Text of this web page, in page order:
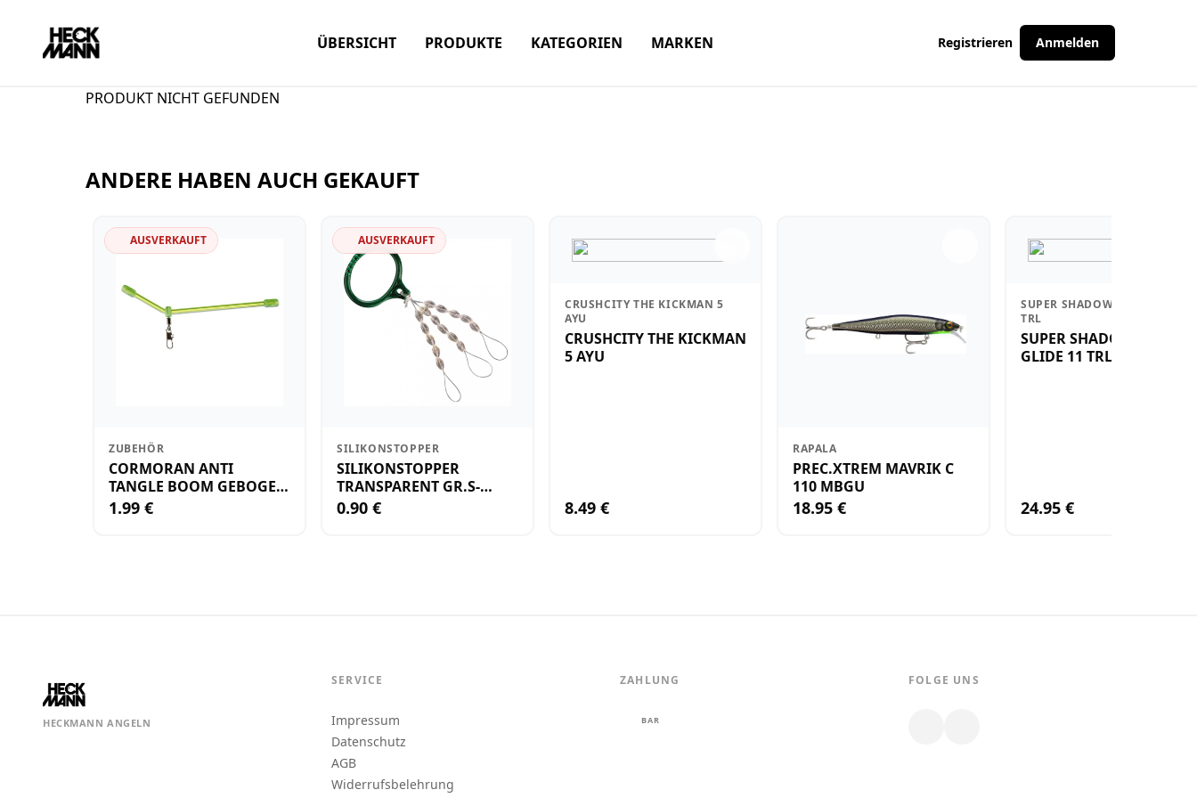
ÜBERSICHT PRODUKTE KATEGORIEN MARKEN Registrieren Anmelden
PRODUKT NICHT GEFUNDEN
ANDERE HABEN AUCH GEKAUFT
AUSVERKAUFT
ZUBEHÖR
CORMORAN ANTI
TANGLE BOOM GEBOGEN
12CM M.WIRBEL(PLASTIK)
1.99 €
AUSVERKAUFT
SILIKONSTOPPER
SILIKONSTOPPER
TRANSPARENT GR.S-
KLEIN
0.90 €
CRUSHCITY THE KICKMAN 5
AYU
CRUSHCITY THE KICKMAN
5 AYU
8.49 €
RAPALA
PREC.XTREM MAVRIK C
110 MBGU
18.95 €
SUPER SHADOW RAP GLIDE 11
TRL
SUPER SHADOW RAP
GLIDE 11 TRL
24.95 €
HECKMANN ANGELN
SERVICE
Impressum
Datenschutz
AGB
Widerrufsbelehrung
ZAHLUNG
BAR
FOLGE UNS